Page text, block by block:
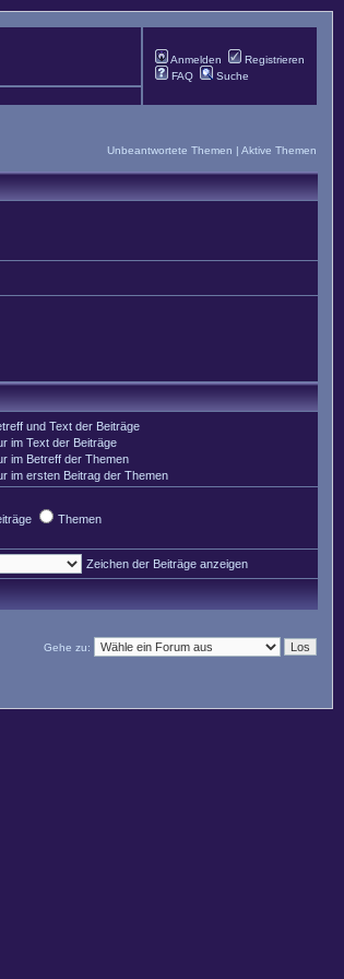
Anmelden
Registrieren
FAQ
Suche
Unbeantwortete Themen | Aktive Themen
und Text der Beiträge
im Text der Beiträge
im Betreff der Themen
im ersten Beitrag der Themen
Themen
Zeichen der Beiträge anzeigen
Gehe zu: